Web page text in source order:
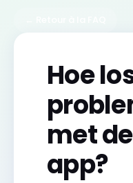
Hoe
met
app?